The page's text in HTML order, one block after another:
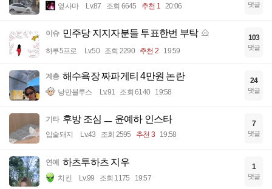
옆사마 Lv.87 조회 6645 추천 1 20:06 댓글
이슈 민주당 지지자분들 투표한번 부탁
하루5프로 Lv.50 조회 2290 추천 2 19:59
103
댓글
계층 해수욕장 짜파게티 4만원 논란
낭만블루스 Lv.91 조회 6140 19:58
24
댓글
기타 후방 조심 ㅡ 윤예하 인스타
입술돼지 Lv.43 조회 2595 추천 3 19:58
7
댓글
연예 하츠투하츠 지우
치킨 Lv.99 조회 1175 19:57
1
댓글